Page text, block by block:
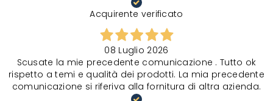
Acquirente verificato
08 Luglio 2026
Scusate la mie precedente comunicazione . Tutto ok
rispetto a temi e qualità dei prodotti. La mia precedente
comunicazione si riferiva alla fornitura di altra azienda.